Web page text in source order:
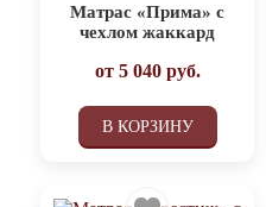
Матрас «Прима» с
чехлом жаккард
от 5 040руб.
В КОРЗИНУ